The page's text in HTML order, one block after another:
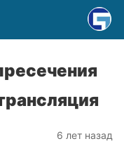
6 лет назад